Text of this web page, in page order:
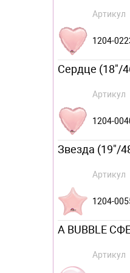
Артикул
1204-
Сердце (18"/
Артикул
1204-
Звезда (19"/
Артикул
1204-
А BUBBLE
Артикул